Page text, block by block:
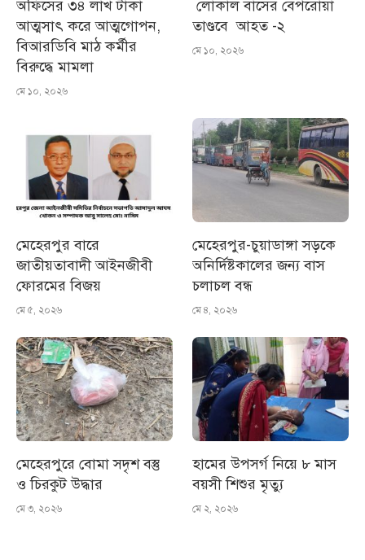
অফিসের ৩৪ লাখ টাকা
আত্মসাৎ করে আত্মগোপন,
বিআরডিবি মাঠ কর্মীর
বিরুদ্ধে মামলা
মে ১০, ২০২৬
লোকাল বাসের বেপরোয়া
তাণ্ডবে আহত -২
মে ১০, ২০২৬
মেহেরপুর বারে
জাতীয়তাবাদী আইনজীবী
ফোরমের বিজয়
মে ৫, ২০২৬
মেহেরপুর-চুয়াডাঙ্গা সড়কে
অনির্দিষ্টকালের জন্য বাস
চলাচল বন্ধ
মে ৪, ২০২৬
মেহেরপুরে বোমা সদৃশ বস্তু
ও চিরকুট উদ্ধার
মে ৩, ২০২৬
হামের উপসর্গ নিয়ে ৮ মাস
বয়সী শিশুর মৃত্যু
মে ২, ২০২৬